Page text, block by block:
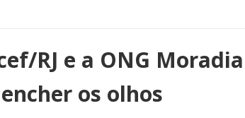
RJ e a ONG
os olhos